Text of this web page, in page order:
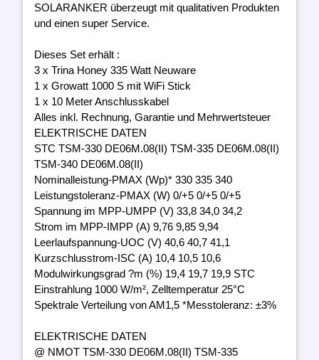
SOLARANKER überzeugt mit qualitativen Produkten
und einen super Service.
Dieses Set erhält :
3 x Trina Honey 335 Watt Neuware
1 x Growatt 1000 S mit WiFi Stick
1 x 10 Meter Anschlusskabel
Alles inkl. Rechnung, Garantie und Mehrwertsteuer
ELEKTRISCHE DATEN
STC TSM-330 DE06M.08(II) TSM-335 DE06M.08(II)
TSM-340 DE06M.08(II)
Nominalleistung-PMAX (Wp)* 330 335 340
Leistungstoleranz-PMAX (W) 0/+5 0/+5 0/+5
Spannung im MPP-UMPP (V) 33,8 34,0 34,2
Strom im MPP-IMPP (A) 9,76 9,85 9,94
Leerlaufspannung-UOC (V) 40,6 40,7 41,1
Kurzschlusstrom-ISC (A) 10,4 10,5 10,6
Modulwirkungsgrad ?m (%) 19,4 19,7 19,9 STC
Einstrahlung 1000 W/m², Zelltemperatur 25°C
Spektrale Verteilung von AM1,5 *Messtoleranz: ±3%
ELEKTRISCHE DATEN
@ NMOT TSM-330 DE06M.08(II) TSM-335